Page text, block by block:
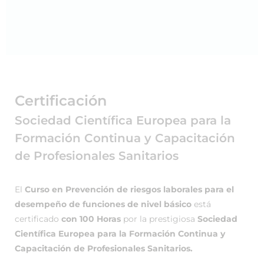
Certificación
Sociedad Científica Europea para la
Formación Continua y Capacitación
de Profesionales Sanitarios
El Curso en Prevención de riesgos laborales para el
desempeño de funciones de nivel básico está
certificado con 100 Horas por la prestigiosa Sociedad
Científica Europea para la Formación Continua y
Capacitación de Profesionales Sanitarios.